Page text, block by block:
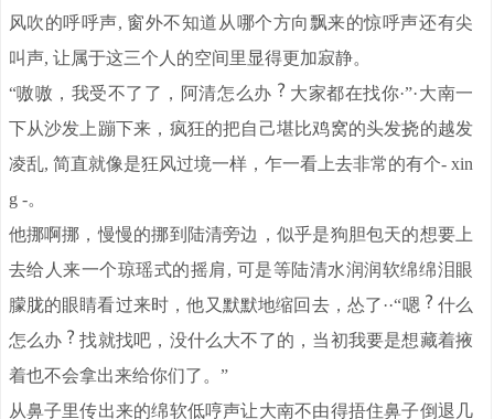
风吹的呼呼声, 窗外不知道从哪个方向飘来的惊呼声还有尖
叫声, 让属于这三个人的空间里显得更加寂静。
“嗷嗷，我受不了了，阿清怎么办
大家都在找你·”·大南一
下从沙发上蹦下来，疯狂的把自己堪比鸡窝的头发挠的越发
凌乱, 简直就像是狂风过境一样，乍一看上去非常的有个- xin
g -。
他挪啊挪，慢慢的挪到陆清旁边，似乎是狗胆包天的想要上
去给人来一个琼瑶式的摇肩, 可是等陆清水润润软绵绵泪眼
朦胧的眼睛看过来时，他又默默地缩回去，怂了··“嗯
什么
怎么办
找就找吧，没什么大不了的，当初我要是想藏着掖
着也不会拿出来给你们了。”
从鼻子里传出来的绵软低哼声让大南不由得捂住鼻子倒退几